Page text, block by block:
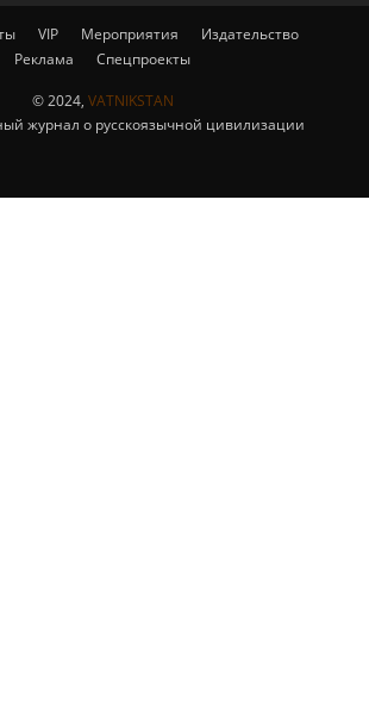
VIP Мероприятия
Издательство
Реклама
Спецпроекты
© 2024, VATNIKSTAN
журнал о русскоязычной цивилизации